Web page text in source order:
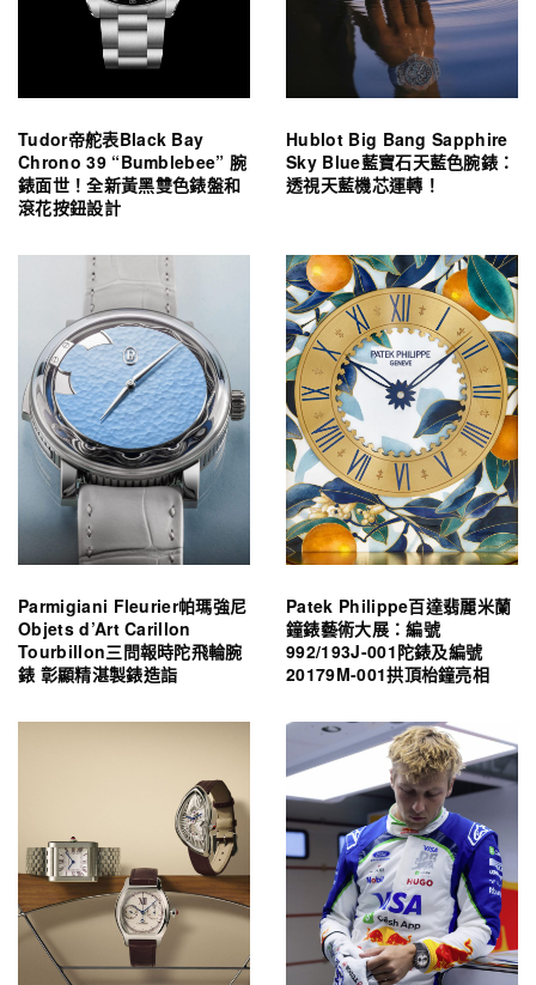
Tudor帝舵表Black Bay
Chrono 39 “Bumblebee” 腕
錶面世！全新黃黑雙色錶盤和
滾花按鈕設計
Hublot Big Bang Sapphire
Sky Blue藍寶石天藍色腕錶：
透視天藍機芯運轉！
Parmigiani Fleurier帕瑪強尼
Objets d’Art Carillon
Tourbillon三問報時陀飛輪腕
錶 彰顯精湛製錶造詣
Patek Philippe百達翡麗米蘭
鐘錶藝術大展：編號
992/193J-001陀錶及編號
20179M-001拱頂枱鐘亮相